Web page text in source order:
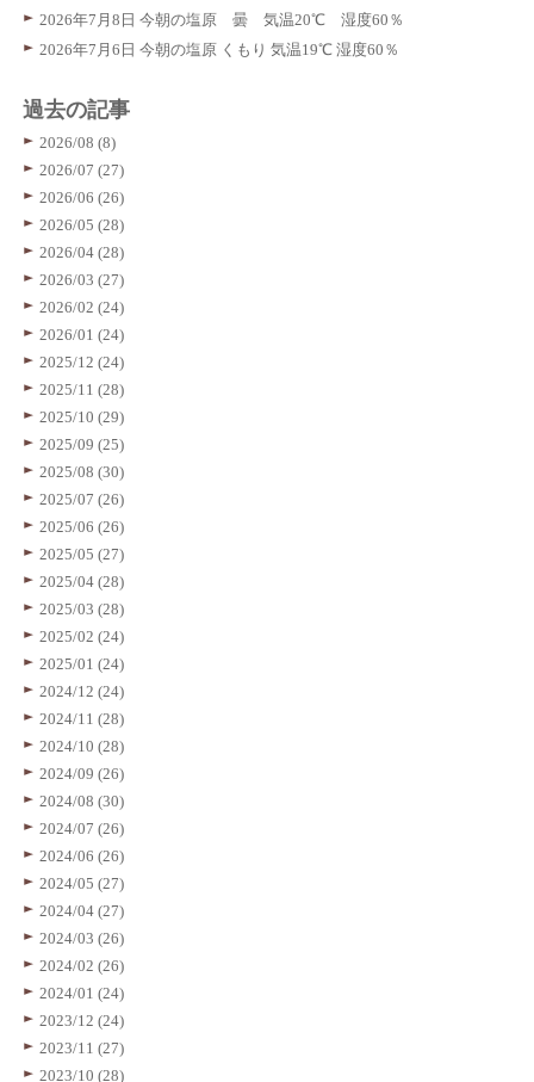
2026年7月8日 今朝の塩原 曇 気温20℃ 湿度60％
2026年7月6日 今朝の塩原 くもり 気温19℃ 湿度60％
過去の記事
2026/08 (8)
2026/07 (27)
2026/06 (26)
2026/05 (28)
2026/04 (28)
2026/03 (27)
2026/02 (24)
2026/01 (24)
2025/12 (24)
2025/11 (28)
2025/10 (29)
2025/09 (25)
2025/08 (30)
2025/07 (26)
2025/06 (26)
2025/05 (27)
2025/04 (28)
2025/03 (28)
2025/02 (24)
2025/01 (24)
2024/12 (24)
2024/11 (28)
2024/10 (28)
2024/09 (26)
2024/08 (30)
2024/07 (26)
2024/06 (26)
2024/05 (27)
2024/04 (27)
2024/03 (26)
2024/02 (26)
2024/01 (24)
2023/12 (24)
2023/11 (27)
2023/10 (28)